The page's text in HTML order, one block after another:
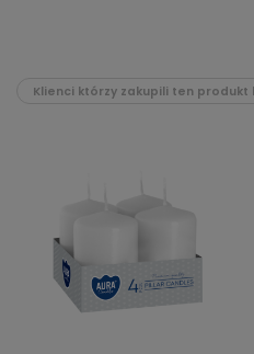
Klienci którzy zakupili ten produkt